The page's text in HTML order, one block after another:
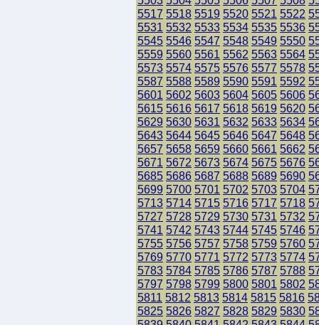
5517 5518 5519 5520 5521 5522
5531 5532 5533 5534 5535 5536
5545 5546 5547 5548 5549 5550
5559 5560 5561 5562 5563 5564
5573 5574 5575 5576 5577 5578
5587 5588 5589 5590 5591 5592
5601 5602 5603 5604 5605 5606
5615 5616 5617 5618 5619 5620
5629 5630 5631 5632 5633 5634
5643 5644 5645 5646 5647 5648
5657 5658 5659 5660 5661 5662
5671 5672 5673 5674 5675 5676
5685 5686 5687 5688 5689 5690
5699 5700 5701 5702 5703 5704
5713 5714 5715 5716 5717 5718
5727 5728 5729 5730 5731 5732
5741 5742 5743 5744 5745 5746
5755 5756 5757 5758 5759 5760
5769 5770 5771 5772 5773 5774
5783 5784 5785 5786 5787 5788
5797 5798 5799 5800 5801 5802
5811 5812 5813 5814 5815 5816
5825 5826 5827 5828 5829 5830